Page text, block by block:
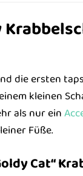
die ersten
kleinen
als nur ein
Füße.
Cat“